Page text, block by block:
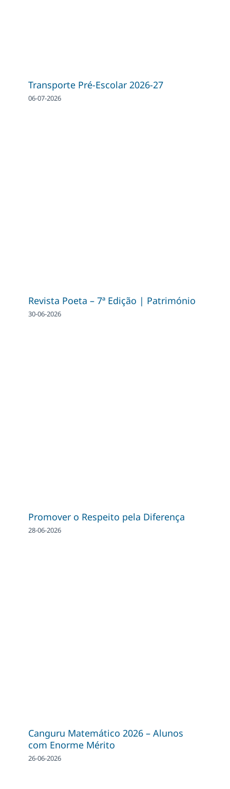
Transporte Pré-Escolar 2026-27
06-07-2026
Revista Poeta – 7ª Edição | Património
30-06-2026
Promover o Respeito pela Diferença
28-06-2026
Canguru Matemático 2026 – Alunos
com Enorme Mérito
26-06-2026